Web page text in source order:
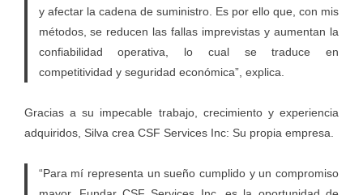
y afectar la cadena de suministro. Es por ello que, con mis
métodos, se reducen las fallas imprevistas y aumentan la
confiabilidad operativa, lo cual se traduce en
competitividad y seguridad económica”, explica.
Gracias a su impecable trabajo, crecimiento y experiencia
adquiridos, Silva crea CSF Services Inc: Su propia empresa.
“Para mí representa un sueño cumplido y un compromiso